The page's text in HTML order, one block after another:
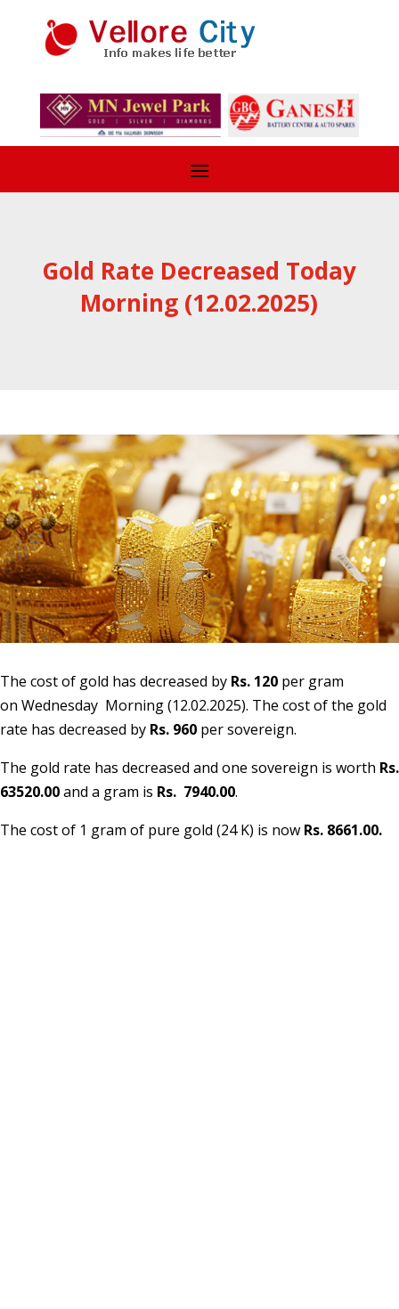
Gold Rate Decreased Today
Morning (12.02.2025)
The cost of gold has decreased by Rs. 120 per gram
on Wednesday Morning (12.02.2025). The cost of the gold
rate has decreased by Rs. 960 per sovereign.
The gold rate has decreased and one sovereign is worth Rs.
63520.00and a gram is Rs. 7940.00.
The cost of 1 gram of pure gold (24 K) is now Rs. 8661.00.